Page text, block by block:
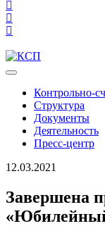
Контрольно-
Структура
Документы
Деятельность
Пресс-центр
12.03.2021
Завершена